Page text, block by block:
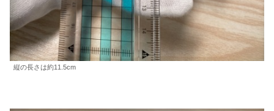
縦の長さは約11.5cm